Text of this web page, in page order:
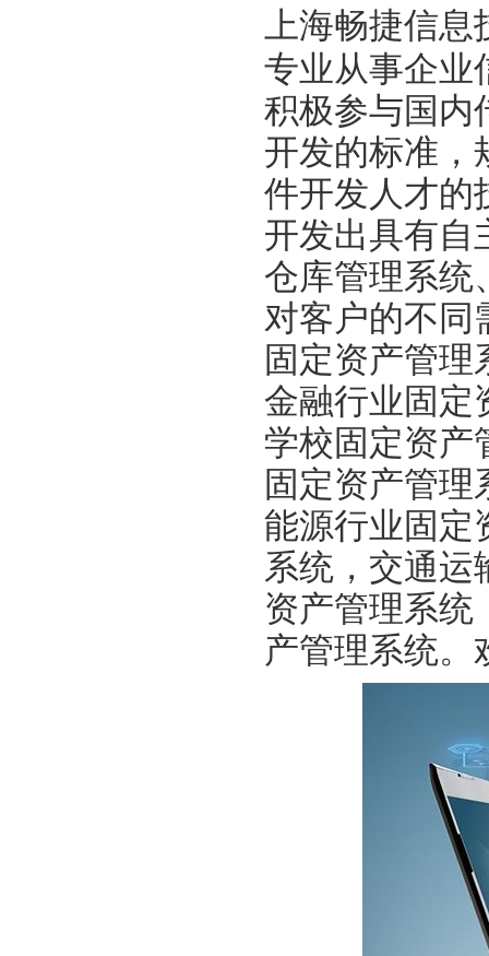
上海畅捷信息
专业从事企业
积极参与国内
开发的标准，
件开发人才的
开发出具有自
仓库管理系统
对客户的不同
固定资产管
金融行业固定
学校固定资产
固定资产管
能源行业固定
系统，交通运
资产管理系统
产管理系统。